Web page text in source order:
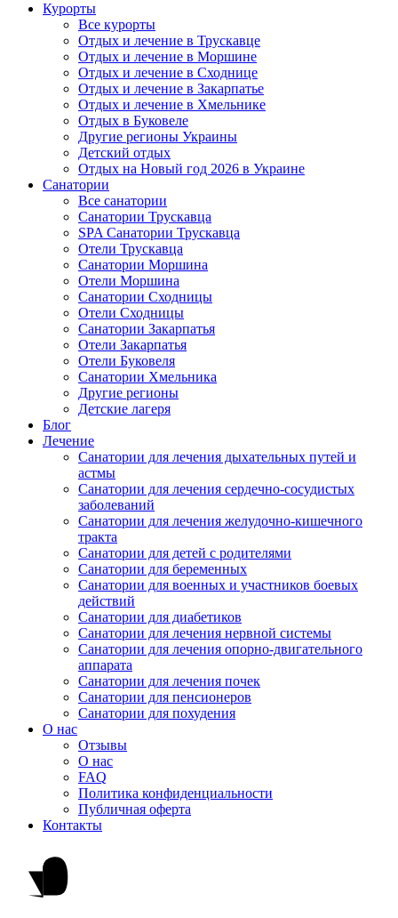
Курорты
Все курорты
Отдых и лечение в Трускавце
Отдых и лечение в Моршине
Отдых и лечение в Сходнице
Отдых и лечение в Закарпатье
Отдых и лечение в Хмельнике
Отдых в Буковеле
Другие регионы Украины
Детский отдых
Отдых на Новый год 2026 в Украине
Санатории
Все санатории
Санатории Трускавца
SPA Санатории Трускавца
Отели Трускавца
Санатории Моршина
Отели Моршина
Санатории Сходницы
Отели Сходницы
Санатории Закарпатья
Отели Закарпатья
Отели Буковеля
Санатории Хмельника
Другие регионы
Детские лагеря
Блог
Лечение
Санатории для лечения дыхательных путей и
астмы
Санатории для лечения сердечно-сосудистых
заболеваний
Санатории для лечения желудочно-кишечного
тракта
Санатории для детей с родителями
Санатории для беременных
Санатории для военных и участников боевых
действий
Санатории для диабетиков
Санатории для лечения нервной системы
Санатории для лечения опорно-двигательного
аппарата
Санатории для лечения почек
Санатории для пенсионеров
Санатории для похудения
О нас
Отзывы
О нас
FAQ
Политика конфиденциальности
Публичная оферта
Контакты